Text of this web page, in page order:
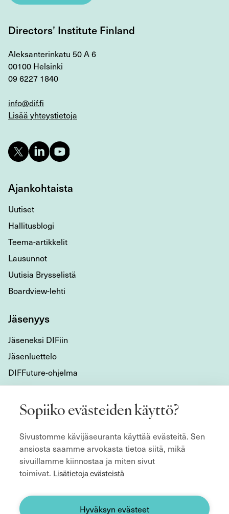
Sopiiko evästeiden käyttö?
Sivustomme kävijäseuranta käyttää evästeitä. Sen
ansiosta saamme arvokasta tietoa siitä, mikä
sivuillamme kiinnostaa ja miten sivut
toimivat. Lisätietoja evästeistä
Hyväksyn evästeet
Directors’ Institute Finland
Aleksanterinkatu 50 A 6
00100 Helsinki
09 6227 1840
info@dif.fi
Lisää yhteystietoja
Ajankohtaista
Uutiset
Hallitusblogi
Teema-artikkelit
Lausunnot
Uutisia Brysselistä
Boardview-lehti
Jäsenyys
Jäseneksi DIFiin
Jäsenluettelo
DIFFuture-ohjelma
Tietoa meistä
Mikä DIF on?
Organisaatio
Hyvän hallitustyön kulmakivet
Säännöt
Etsitkö hallitusjäsentä?